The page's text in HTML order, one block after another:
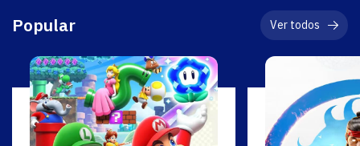
Popular Ver todos